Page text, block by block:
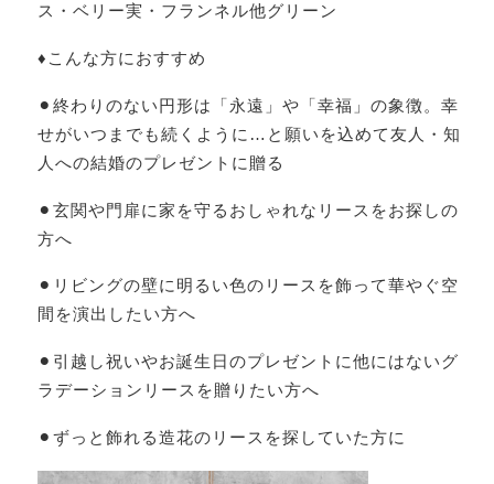
ス・ベリー実・フランネル他グリーン
♦️こんな方におすすめ
⚫︎終わりのない円形は「永遠」や「幸福」の象徴。幸
せがいつまでも続くように…と願いを込めて友人・知
人への結婚のプレゼントに贈る
⚫︎玄関や門扉に家を守るおしゃれなリースをお探しの
方へ
⚫︎リビングの壁に明るい色のリースを飾って華やぐ空
間を演出したい方へ
⚫︎引越し祝いやお誕生日のプレゼントに他にはないグ
ラデーションリースを贈りたい方へ
⚫︎ずっと飾れる造花のリースを探していた方に